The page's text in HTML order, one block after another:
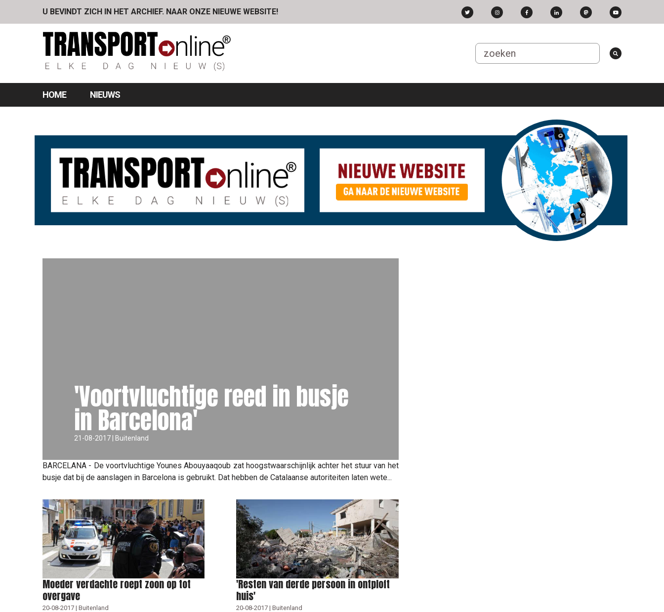
U BEVINDT ZICH IN HET ARCHIEF. NAAR ONZE NIEUWE WEBSITE!
HOME NIEUWS
'Voortvluchtige reed in busje
in Barcelona'
21-08-2017 | Buitenland
BARCELANA - De voortvluchtige Younes Abouyaaqoub zat hoogstwaarschijnlijk achter het stuur van het
busje dat bij de aanslagen in Barcelona is gebruikt. Dat hebben de Catalaanse autoriteiten laten wete...
Moeder verdachte roept zoon op tot
overgave
20-08-2017 | Buitenland
'Resten van derde persoon in ontploft
huis'
20-08-2017 | Buitenland